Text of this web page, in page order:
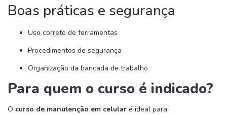
Boas práticas e segurança
Uso correto de ferramentas
Procedimentos de segurança
Organização da bancada de trabalho
Para quem o curso é indicado?
O curso de manutenção em celular é ideal para: